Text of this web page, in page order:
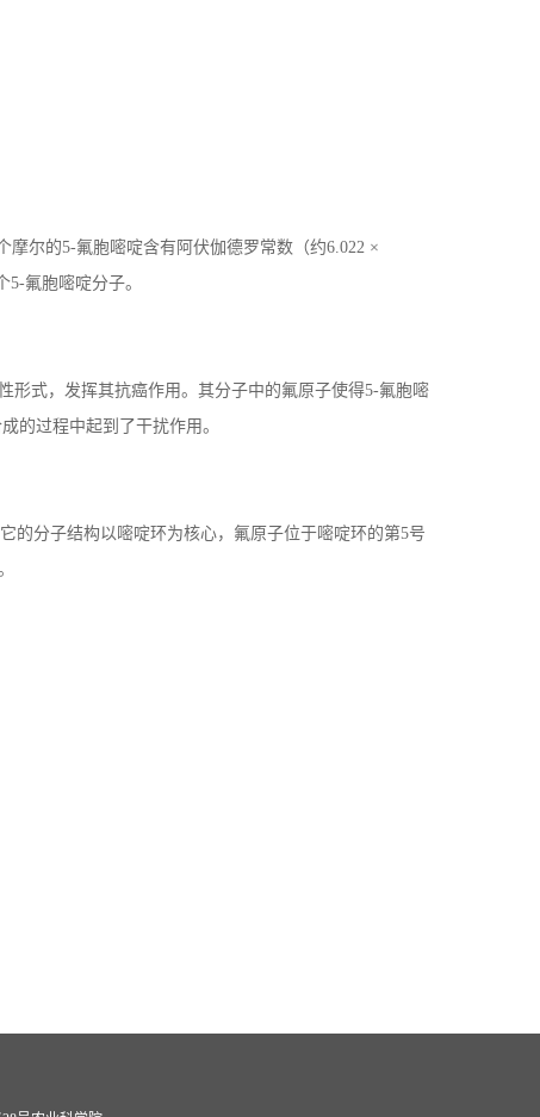
摩尔的5-氟胞嘧啶含有阿伏伽德罗常数（约6.022 ×
5-氟胞嘧啶分子。
形式，发挥其抗癌作用。其分子中的氟原子使得5-氟胞嘧
的过程中起到了干扰作用。
的分子结构以嘧啶环为核心，氟原子位于嘧啶环的第5号